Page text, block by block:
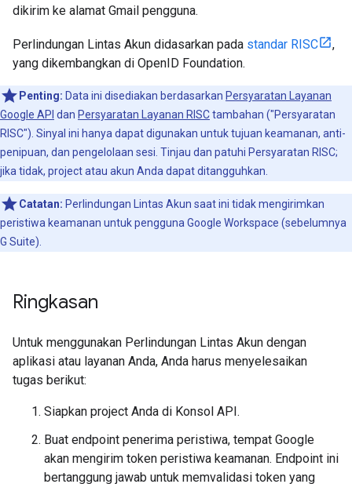
dikirim ke alamat Gmail pengguna.
Perlindungan Lintas Akun didasarkan pada standar RISC
,
yang dikembangkan di OpenID Foundation.
Penting: Data ini disediakan berdasarkan Persyaratan Layanan
Google API dan Persyaratan Layanan RISCtambahan ("Persyaratan
RISC"). Sinyal ini hanya dapat digunakan untuk tujuan keamanan, anti-
penipuan, dan pengelolaan sesi. Tinjau dan patuhi Persyaratan RISC;
jika tidak, project atau akun Anda dapat ditangguhkan.
Catatan: Perlindungan Lintas Akun saat ini tidak mengirimkan
peristiwa keamanan untuk pengguna Google Workspace (sebelumnya
G Suite).
Ringkasan
Untuk menggunakan Perlindungan Lintas Akun dengan
aplikasi atau layanan Anda, Anda harus menyelesaikan
tugas berikut:
Siapkan project Anda di Konsol API.
Buat endpoint penerima peristiwa, tempat Google
akan mengirim token peristiwa keamanan. Endpoint ini
bertanggung jawab untuk memvalidasi token yang